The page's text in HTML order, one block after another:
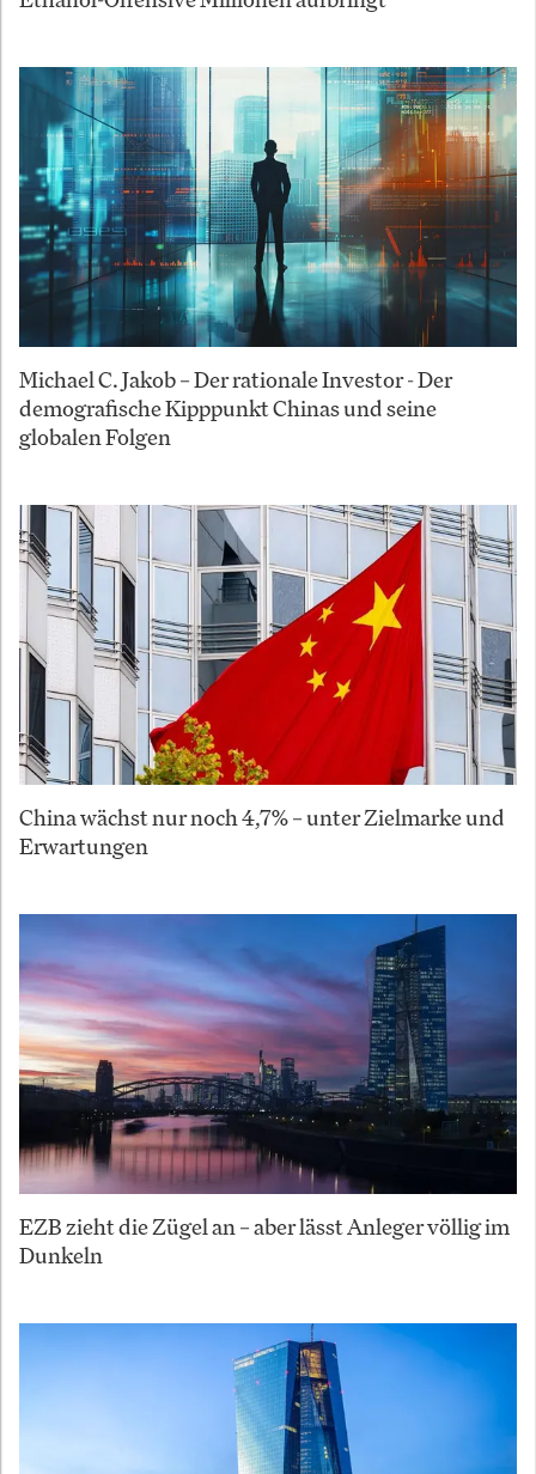
Michael C. Jakob – Der rationale Investor - Der
demografische Kipppunkt Chinas und seine
globalen Folgen
China wächst nur noch 4,7% – unter Zielmarke und
Erwartungen
EZB zieht die Zügel an – aber lässt Anleger völlig im
Dunkeln